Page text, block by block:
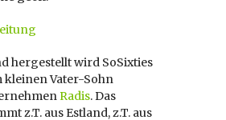
hergestellt wird SoSixties
kleinen Vater-Sohn
Radis. Das
z.T. aus Estland, z.T. aus